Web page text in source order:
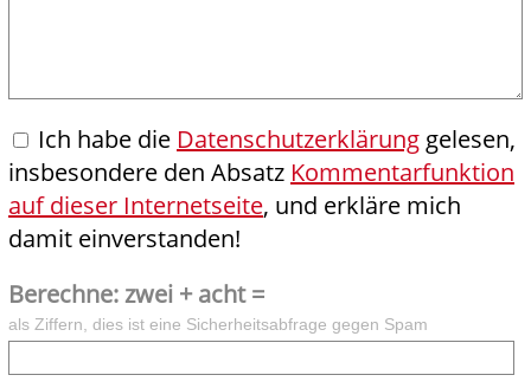
Ich habe die Datenschutzerklärung gelesen,
insbesondere den Absatz Kommentarfunktion
auf dieser Internetseite, und erkläre mich
damit einverstanden!
Berechne: zwei + acht =
als Ziffern, dies ist eine Sicherheitsabfrage gegen Spam